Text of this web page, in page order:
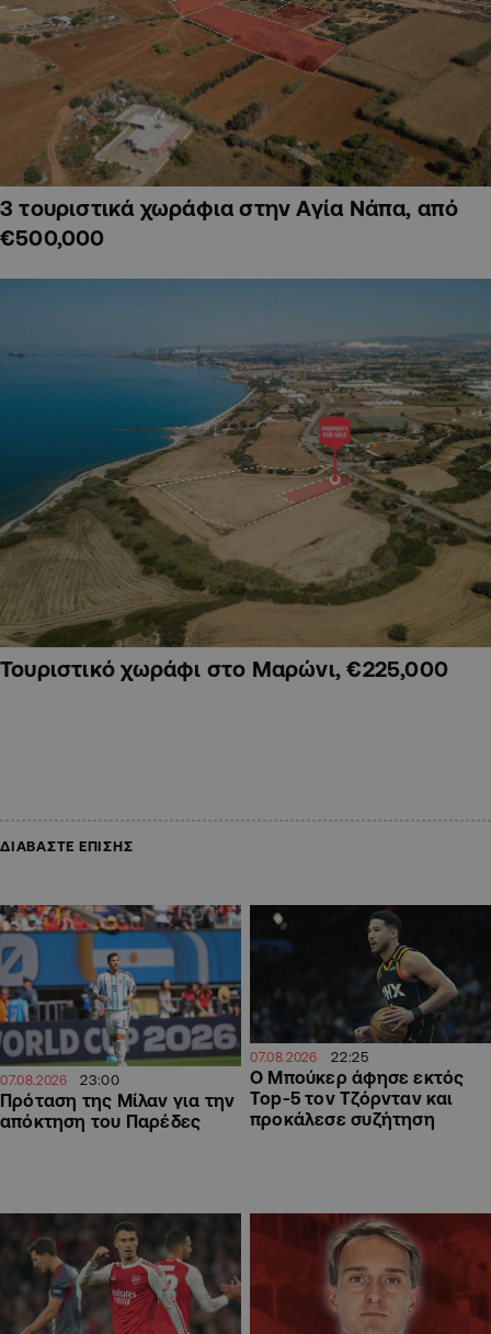
3 τουριστικά χωράφια στην Αγία Νάπα, από
€500,000
Τουριστικό χωράφι στο Μαρώνι, €225,000
ΔΙΑΒΑΣΤΕ ΕΠΙΣΗΣ
07.08.2026 23:00
Πρόταση της Μίλαν για την
απόκτηση του Παρέδες
07.08.2026 22:25
Ο Μπούκερ άφησε εκτός
Top-5 τον Τζόρνταν και
προκάλεσε συζήτηση